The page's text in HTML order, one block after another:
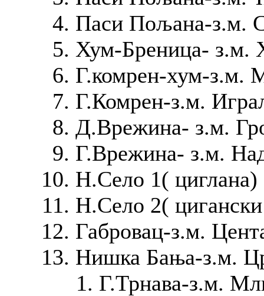
Паси Пољана-з.м.
Хум-Бреница- з.м.
Г.комрен-хум-з.м.
Г.Комрен-з.м.
Д.Врежина- з.м.
Г.Врежина- з.м.
Н.Село 1(
Н.Село 2(
Габровац-з.м.
Нишка Бања-з.м.
Г.Трнава-з.м.